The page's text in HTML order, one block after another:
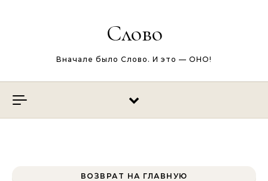
Слово
Вначале было Слово. И это — ОНО!
ВОЗВРАТ НА ГЛАВНУЮ